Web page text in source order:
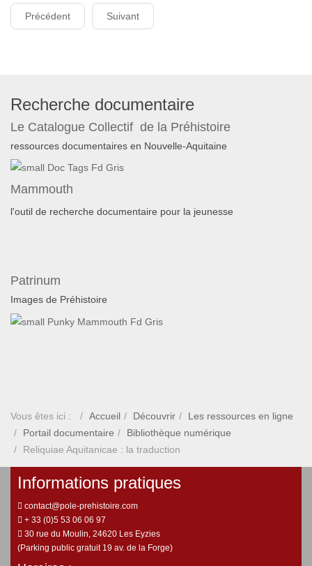
Précédent Suivant
Recherche documentaire
Le Catalogue Collectif de la Préhistoire
ressources documentaires en Nouvelle-Aquitaine
Mammouth
l'outil de recherche documentaire pour la jeunesse
Patrinum
Images de Préhistoire
Vous êtes ici : Accueil Découvrir
Les ressources en ligne
Portail documentaire
Bibliothèque numérique
Reliquiae Aquitanicae : la traduction
Informations pratiques
contact@pole-prehistoire.com
+ 33 (0)5 53 06 06 97
30 rue du Moulin, 24620 Les Eyzies
(Parking public gratuit 19 av. de la Forge)